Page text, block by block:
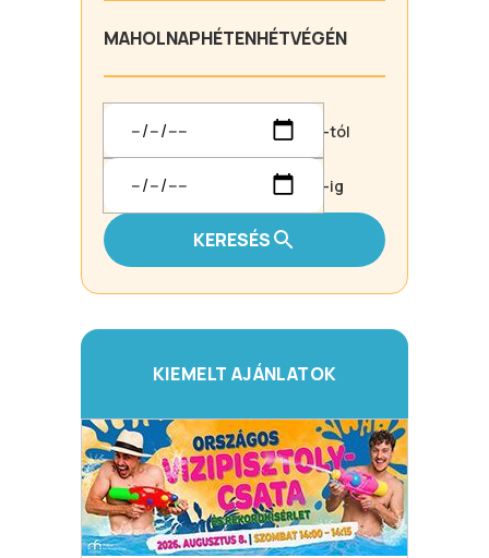
MAHOLNAPHÉTENHÉTVÉGÉN
-tól
-ig
KERESÉS
KIEMELT AJÁNLATOK